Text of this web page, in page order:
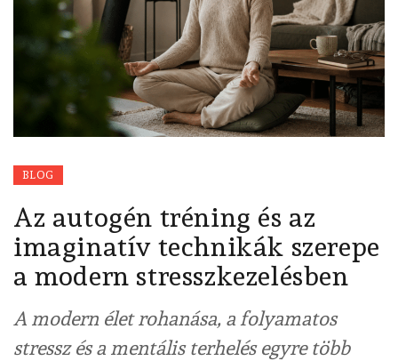
BLOG
Az autogén tréning és az
imaginatív technikák szerepe
a modern stresszkezelésben
A modern élet rohanása, a folyamatos
stressz és a mentális terhelés egyre több